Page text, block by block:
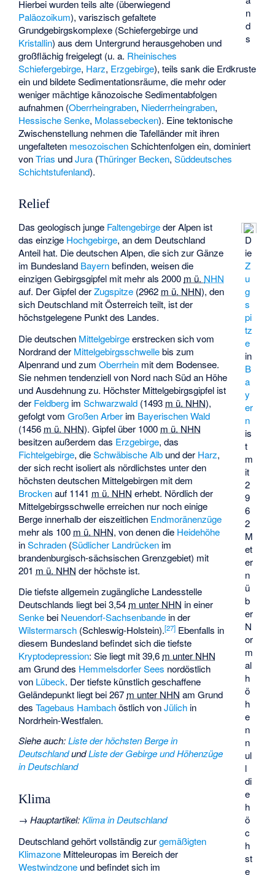
n
d
s
Hierbei wurden teils alte (überwiegend
Paläozoikum), variszisch gefaltete
Grundgebirgskomplexe (Schiefergebirge und
Kristallin) aus dem Untergrund herausgehoben und
großflächig freigelegt (u. a. Rheinisches
Schiefergebirge, Harz, Erzgebirge), teils sank die Erdkruste
ein und bildete Sedimentationsräume, die mehr oder
weniger mächtige känozoische Sedimentabfolgen
aufnahmen (Oberrheingraben, Niederrheingraben,
Hessische Senke, Molassebecken). Eine tektonische
Zwischenstellung nehmen die Tafelländer mit ihren
ungefalteten mesozoischenSchichtenfolgen ein, dominiert
vonTrias undJura (Thüringer Becken,Süddeutsches
Schichtstufenland).
Relief
D
ie
Z
u
g
s
pi
tz
e
in
B
a
y
er
n
is
t
m
it
2
9
6
2
M
et
er
n
ü
b
er
N
or
m
al
h
ö
h
e
n
n
ul
l
di
e
h
ö
c
h
st
e
Das geologisch junge Faltengebirgeder Alpen ist
das einzige Hochgebirge, an dem Deutschland
Anteil hat. Die deutschen Alpen, die sich zur Gänze
im Bundesland Bayernbefinden, weisen die
einzigen Gebirgsgipfel mit mehr als2000 m ü. NHN
auf. Der Gipfel derZugspitze (2962 m ü. NHN), den
sich Deutschland mit Österreich teilt, ist der
höchstgelegene Punkt des Landes.
Die deutschen Mittelgebirgeerstrecken sich vom
Nordrand der Mittelgebirgsschwellebis zum
Alpenrand und zumOberrhein mit dem Bodensee.
Sie nehmen tendenziell von Nord nach Süd an Höhe
und Ausdehnung zu. Höchster Mittelgebirgsgipfel ist
der Feldberg imSchwarzwald (1493 m ü. NHN),
gefolgt vomGroßen Arber im Bayerischen Wald
(1456 m ü. NHN). Gipfel über 1000 m ü. NHN
besitzen außerdem das Erzgebirge, das
Fichtelgebirge, dieSchwäbische Alb und der Harz,
der sich recht isoliert als nördlichstes unter den
höchsten deutschen Mittelgebirgen mit dem
Brockenauf 1141 m ü. NHN erhebt. Nördlich der
Mittelgebirgsschwelle erreichen nur noch einige
Berge innerhalb der eiszeitlichen Endmoränenzüge
mehr als 100 m ü. NHN, von denen die Heidehöhe
inSchraden (Südlicher Landrücken im
brandenburgisch-sächsischen Grenzgebiet) mit
201 m ü. NHN der höchste ist.
Die tiefste allgemein zugängliche Landesstelle
Deutschlands liegt bei3,54 m unter NHN in einer
Senkebei Neuendorf-Sachsenbande in der
Wilstermarsch (Schleswig-Holstein).[27] Ebenfalls in
diesem Bundesland befindet sich die tiefste
Kryptodepression: Sie liegt mit39,6 m unter NHN
am Grund des Hemmelsdorfer Sees nordöstlich
von Lübeck. Der tiefste künstlich geschaffene
Geländepunkt liegt bei267 m unter NHN am Grund
desTagebaus Hambachöstlich vonJülich in
Nordrhein-Westfalen.
Siehe auch:Liste der höchsten Berge in
DeutschlandundListe der Gebirge und Höhenzüge
in Deutschland
Klima
→Hauptartikel:Klima in Deutschland
Deutschland gehört vollständig zurgemäßigten
Klimazone Mitteleuropas im Bereich der
Westwindzone und befindet sich im